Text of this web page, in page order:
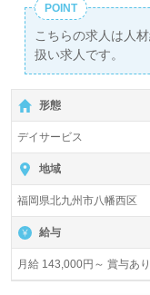
POINT
こちらの求人は人
扱い求人です。
詳細に関してお気
【無料】で皆さん
形態
デイサービス
地域
福岡県北九州市八幡西区
給与
月給 143,000円～ 賞与あり